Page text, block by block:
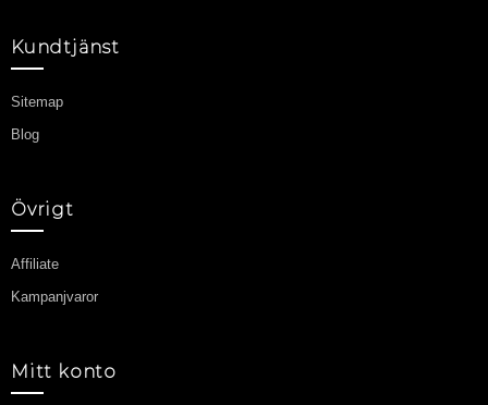
Kundtjänst
Sitemap
Blog
Övrigt
Affiliate
Kampanjvaror
Mitt konto